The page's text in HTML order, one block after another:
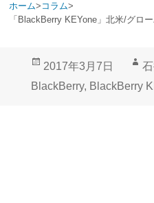
ホーム> コラム>
「BlackBerry KEYone」北米/グロ
投
稿
2017年3月7日
作
成
BlackBerry, BlackBerry